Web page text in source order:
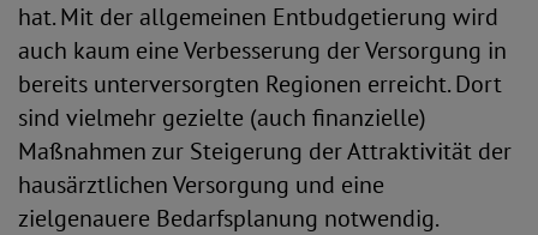
hat. Mit der allgemeinen Entbudgetierung wird
auch kaum eine Verbesserung der Versorgung in
bereits unterversorgten Regionen erreicht. Dort
sind vielmehr gezielte (auch finanzielle)
Maßnahmen zur Steigerung der Attraktivität der
hausärztlichen Versorgung und eine
zielgenauere Bedarfsplanung notwendig.